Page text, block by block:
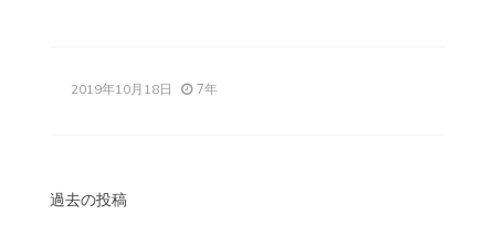
2019年10月18日 7年
投
過去の投稿